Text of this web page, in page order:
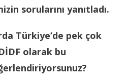
sorularını yanıtladı.
Türkiye’de pek çok
olarak bu